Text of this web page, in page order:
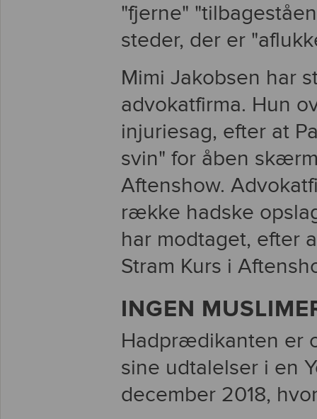
"fjerne"
steder, der er
Mimi Jakobsen har
advokatfirma. Hun
injuriesag, efter at
svin" for åben
Aftenshow.
række hadske
har modtaget, efter
Stram Kurs i
INGEN
Hadprædikanten er
sine udtalelser i en
december 2018,